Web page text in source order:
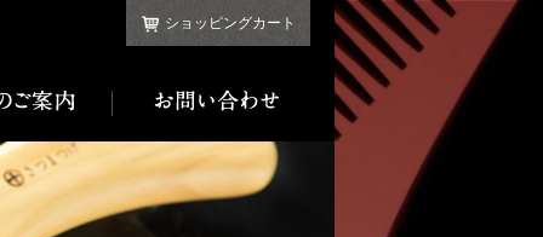
ショッピングカート